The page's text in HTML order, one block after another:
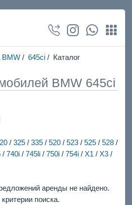
BMW/ 645ci/ Каталог
BMW 645ci
/ 325/ 335/ 520/ 523/ 525/ 528/
/ 740i/ 745li/ 750i/ 754i/ X1 / X3/
аренды не найдено.
поиска.